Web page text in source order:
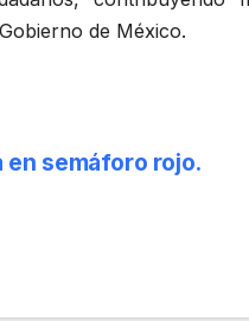
de México.
en semáforo rojo.